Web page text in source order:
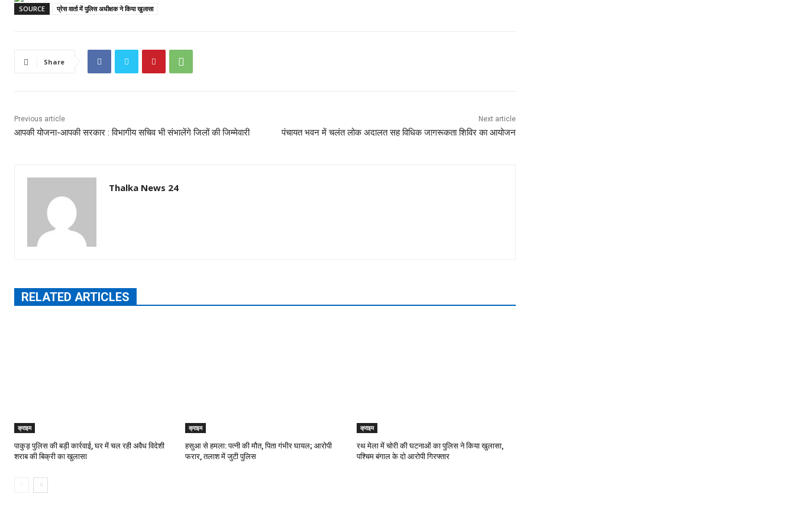
SOURCE प्रेस वार्ता में पुलिस अधीक्षक ने किया खुलासा
Share
Previous article
आपकी योजना-आपकी सरकार : विभागीय सचिव भी संभालेंगे जिलों की जिम्मेवारी
Next article
पंचायत भवन में चलंत लोक अदालत सह विधिक जागरूकता शिविर का आयोजन
Thalka News 24
RELATED ARTICLES
क्राइम
पाकुड़ पुलिस की बड़ी कार्रवाई, घर में चल रही अवैध विदेशी
शराब की बिक्री का खुलासा
क्राइम
हसुआ से हमला: पत्नी की मौत, पिता गंभीर घायल; आरोपी
फरार, तलाश में जुटी पुलिस
क्राइम
रथ मेला में चोरी की घटनाओं का पुलिस ने किया खुलासा,
पश्चिम बंगाल के दो आरोपी गिरफ्तार